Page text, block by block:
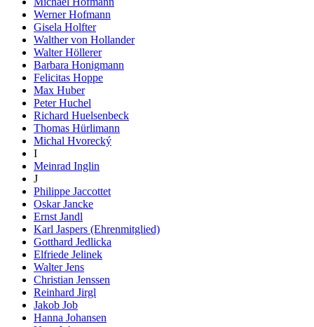
Werner Hofmann
Gisela Holfter
Walther von Hollander
Walter Höllerer
Barbara Honigmann
Felicitas Hoppe
Max Huber
Peter Huchel
Richard Huelsenbeck
Thomas Hürlimann
Michal Hvorecký
I
Meinrad Inglin
J
Philippe Jaccottet
Oskar Jancke
Ernst Jandl
Karl Jaspers (Ehrenmitglied)
Gotthard Jedlicka
Elfriede Jelinek
Walter Jens
Christian Jenssen
Reinhard Jirgl
Jakob Job
Hanna Johansen